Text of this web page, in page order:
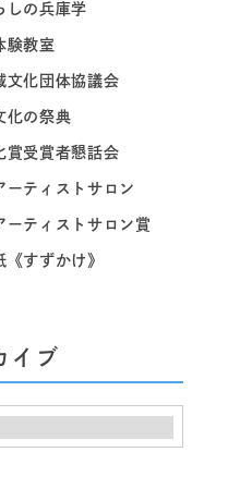
しの兵庫学
験教室
文化団体協議会
化の祭典
賞受賞者懇話会
ーティストサロン
ーティストサロン賞
すずかけ》
イブ